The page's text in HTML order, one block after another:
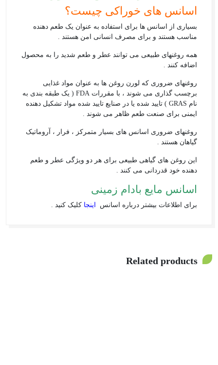
اسانس های خوراکی چیست؟
بسیاری از اسانس ها برای استفاده به عنوان یک طعم دهنده
مناسب هستند و برای مصرف انسانی امن هستند .
همه روغنهای طبیعی می توانند عطر و طعم شدید را به محصول
اضافه کنند .
روغنهای ضروری که لورن روغن ها به عنوان مواد غذایی
برچسب گذاری می شوند ، با مقررات FDA ( یک طبقه بندی به
نام GRAS ) تایید شده یا در صنایع تایید شده مواد تشکیل دهنده
ایمنی برای صنعت طعم ظاهر می شوند .
روغنهای ضروری اسانس های بسیار متمرکز ، فرار ، آروماتیک
گیاهان هستند .
این روغن های گیاهی طبیعی برای هر دو ویژگی عطر و طعم
دهنده خود قدردانی می کنند .
اسانس مایع بادام زمینی
برای اطلاعات بیشتر درباره اسانس اینجا کلیک کنید .
Related products